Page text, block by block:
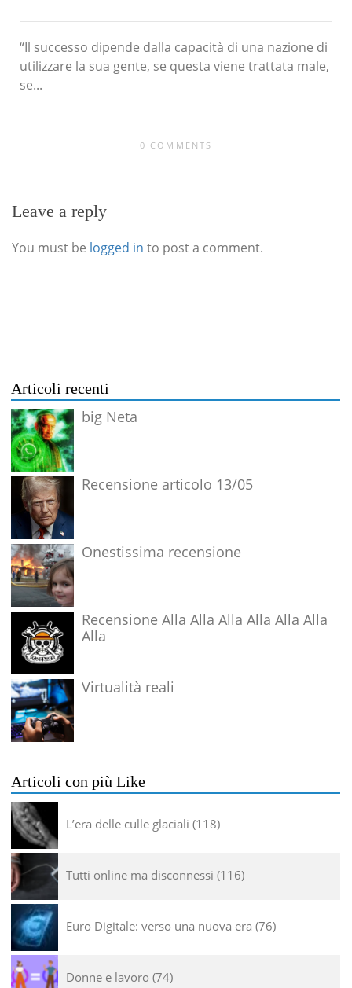
“Il successo dipende dalla capacità di una nazione di
utilizzare la sua gente, se questa viene trattata male,
se...
0 COMMENTS
Leave a reply
You must be logged in to post a comment.
Articoli recenti
big Neta
Recensione articolo 13/05
Onestissima recensione
Recensione Alla Alla Alla Alla Alla Alla
Alla
Virtualità reali
Articoli con più Like
L’era delle culle glaciali 118
Tutti online ma disconnessi 116
Euro Digitale: verso una nuova era 76
Donne e lavoro 74